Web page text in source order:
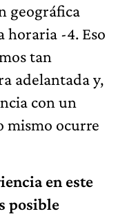
geográfica
horaria -4. Eso
tan
adelantada y,
con un
mismo ocurre
en este
posible